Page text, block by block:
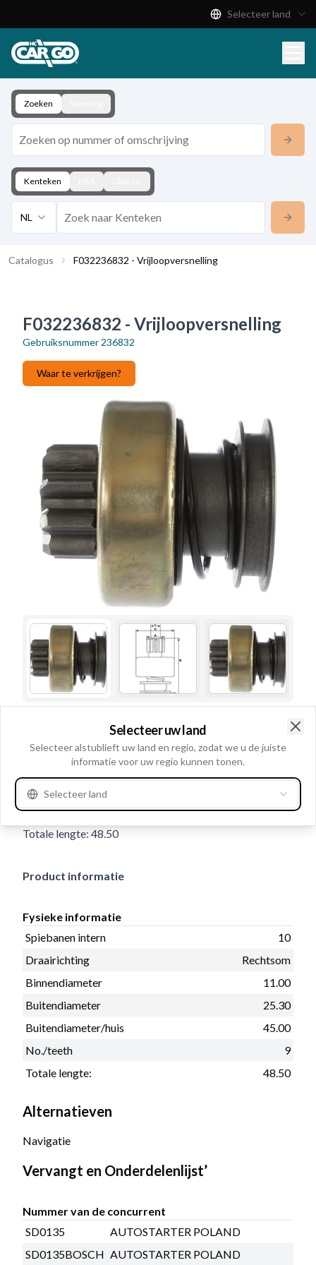
Download
Contact
Selecteer land
Zoeken
Kenteken
NL
Catalogus F032236832 - Vrijloopversnelling
F032236832 - Vrijloopversnelling
Gebruiksnummer 236832
Waar te verkrijgen?
Details en beschrijving
Binnendiameter 11.00, Buitendiameter 25.30, Planetair
stelsel: Zonder, Buitendiameter/huis 45.00, No./teeth 9,
Totale lengte: 48.50
Product informatie
Fysieke informatie
Spiebanen intern
10
Draairichting
Rechtsom
Binnendiameter
11.00
Buitendiameter
25.30
Buitendiameter/huis
45.00
No./teeth
9
Totale lengte:
48.50
Alternatieven
Navigatie
Vervangt en Onderdelenlijst’
Nummer van de concurrent
SD0135
AUTOSTARTER POLAND
SD0135BOSCH AUTOSTARTER POLAND
Selecteer uw land
Selecteer alstublieft uw land en regio, zodat we u de juiste
informatie voor uw regio kunnen tonen.
Selecteer land